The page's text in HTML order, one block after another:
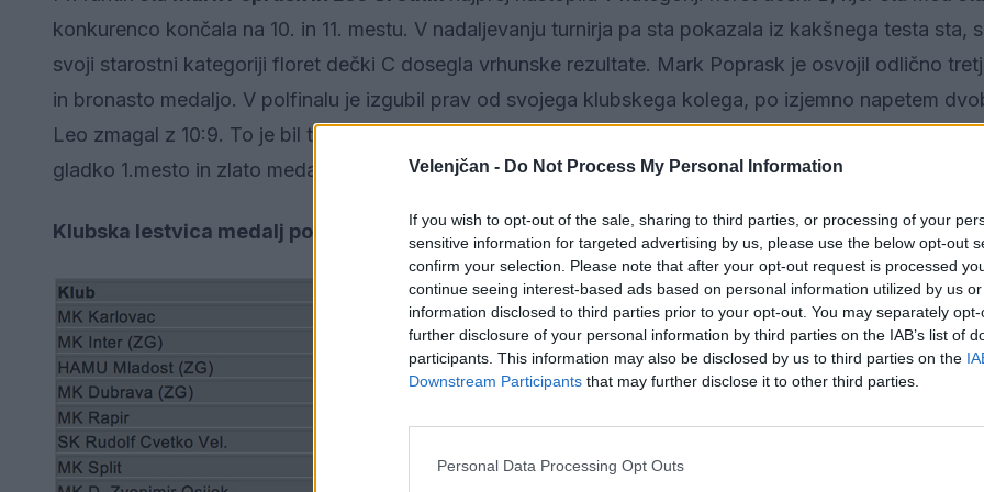
Velenjčan - Do Not Process My Personal Information
If you wish to opt-out of the sale, sharing to third parties, or processing of your
sensitive information for targeted advertising by us, please use the below opt-out
confirm your selection. Please note that after your opt-out request is processed
continue seeing interest-based ads based on personal information utilized by us
information disclosed to third parties prior to your opt-out. You may separately
further disclosure of your personal information by third parties on the IAB’s list of
participants. This information may also be disclosed by us to third parties on the
Downstream Participants that may further disclose it to other third parties.
Personal Data Processing Opt Outs
konkurenco končala na 10. in 11. mestu. V nadaljevanju turnirja pa sta pokazala iz kakšnega testa sta,
svoji starostni kategoriji floret dečki C dosegla vrhunske rezultate. Mark Poprask je osvojil odlično
in bronasto medaljo. V polfinalu je izgubil prav od svojega klubskega kolega, po izjemno napetem
Leo zmagal z 10:9. To je bil tudi najtežji dvoboj Čretnika. Vse ostale tekmece je suvereno premagal in
gladko 1.mesto in zlato medaljo.
Klubska lestvica medalj posamičnih dvobojev: